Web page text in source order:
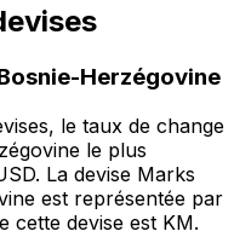
Herzégovine
le taux de change
le plus
La devise Marks
est représentée par
cette devise est KM.